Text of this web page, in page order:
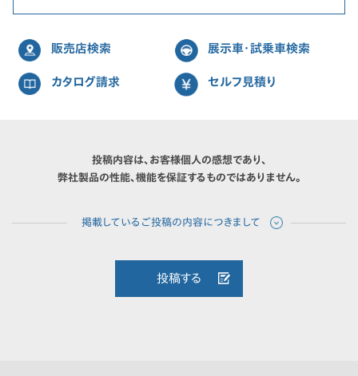
販売店検索 展示車・試乗車検索
カタログ請求 セルフ見積り
投稿内容は、お客様個人の感想であり、
弊社製品の性能、機能を保証するものではありません。
投稿する